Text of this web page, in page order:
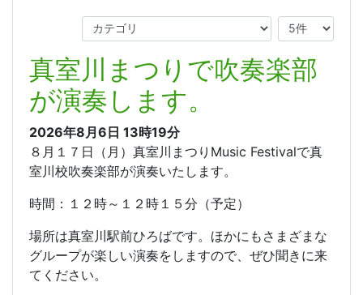
真室川まつりで吹奏楽部
が演奏します。
2026年8月6日 13時19分
８月１７日（月）真室川まつりMusic Festivalで真
室川校吹奏楽部が演奏いたします。
時間：１２時～１２時１５分（予定）
場所は真室川駅前ひろばです。ほかにもさまざまな
グループが楽しい演奏をしますので、ぜひ聞きに来
てください。